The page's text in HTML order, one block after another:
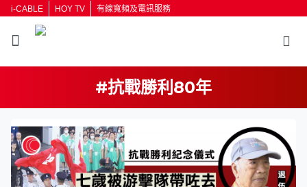
i-CABLE HOY TV 有線寬頻及電訊服務
#抗戰勝利80年